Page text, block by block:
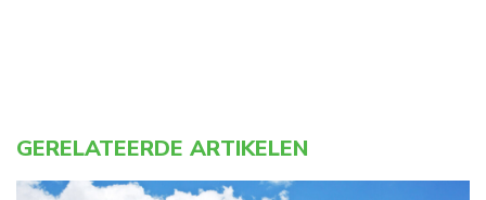
GERELATEERDE ARTIKELEN